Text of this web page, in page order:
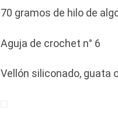
70 gramos de hilo de
Aguja de crochet n° 6
Vellón siliconado, guata